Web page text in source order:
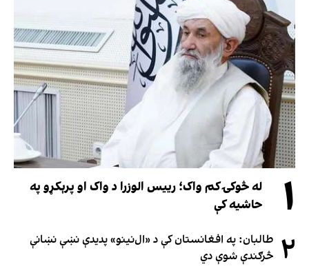
۱
له څوکۍ کم واک؛ رییس الوزرا د واک او پرېکړو په
حاشیه کې
۲ طالبان: په افغانستان کې د «ال‌نینو» پدیدې نښې نښانې
څرګندې شوې دي